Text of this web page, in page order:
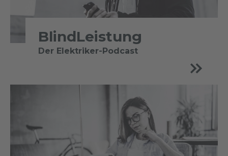
BlindLeistung
Der Elektriker-Podcast